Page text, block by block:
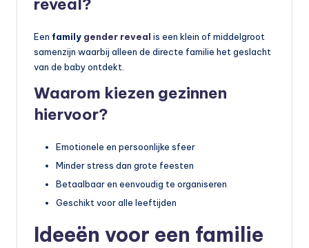
reveal?
Een family gender reveal is een klein of middelgroot
samenzijn waarbij alleen de directe familie het geslacht
van de baby ontdekt.
Waarom kiezen gezinnen
hiervoor?
Emotionele en persoonlijke sfeer
Minder stress dan grote feesten
Betaalbaar en eenvoudig te organiseren
Geschikt voor alle leeftijden
Ideeën voor een familie